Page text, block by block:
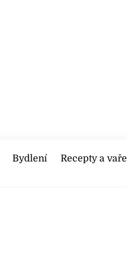
Bydlení Recepty a